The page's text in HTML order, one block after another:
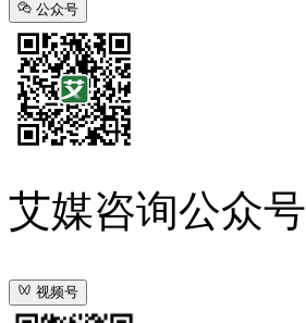
公众号
艾媒咨询公众号
视频号